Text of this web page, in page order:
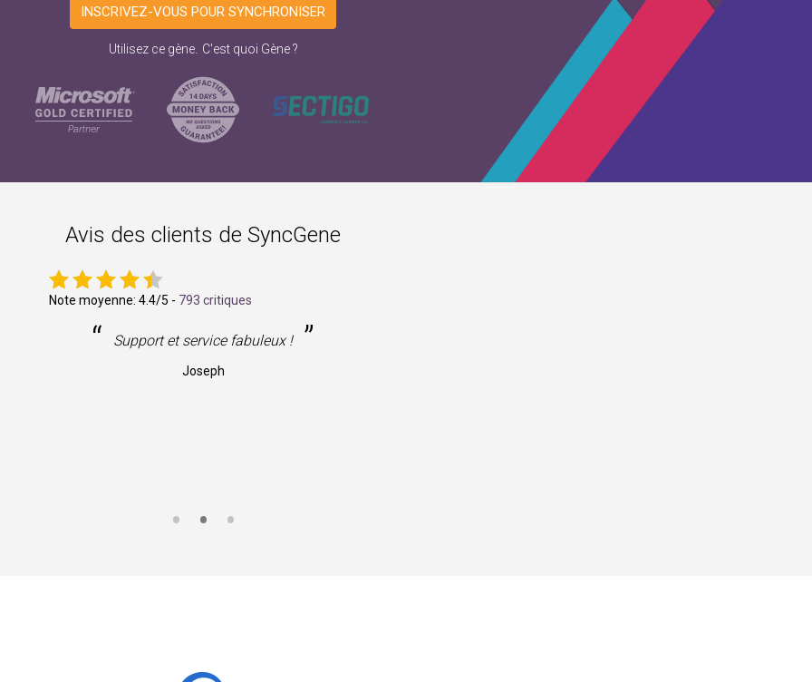
INSCRIVEZ-VOUS POUR SYNCHRONISER
Utilisez ce gène. C'est quoi Gène ?
Avis des clients de SyncGene
Note moyenne: 4.4/5 - 793 critiques
“ Support et service fabuleux ! ”
Joseph